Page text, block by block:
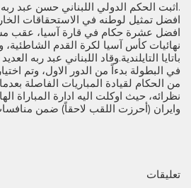
.اثبت الحكم الدولي اللبناني حسن عبد
افضل تمثيل لوطنه في الاستحقاقات
افضل عشرة حكام في قارة آسيا، عقب
نهائيات كأس آسيا لكرة القدم الشاطئية،
باتايا التايلندية.وقاد اللبناني عبد ربه
في البطولة بدءاً من الدور الاول، وتم
من الحكام لقيادة المباريات الفاصلة
نظرائه، حيث اوكلت اليه ادارة المباراة
وايران (أحرزت اللقب لاحقاً) ضمن
تعليقات